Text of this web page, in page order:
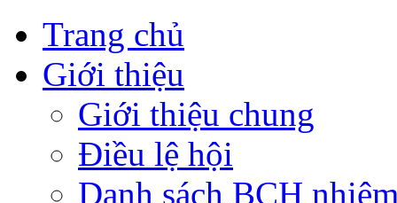
Trang chủ
Giới thiệu
Giới thiệu chung
Điều lệ hội
Danh sách BCH